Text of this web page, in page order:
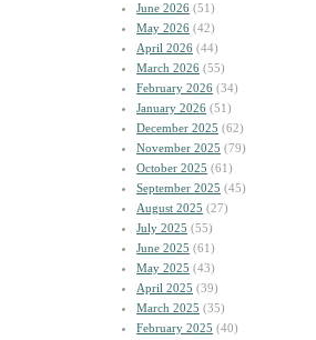
June 2026 (51)
May 2026 (42)
April 2026 (44)
March 2026 (55)
February 2026 (34)
January 2026 (51)
December 2025 (62)
November 2025 (79)
October 2025 (61)
September 2025 (45)
August 2025 (27)
July 2025 (55)
June 2025 (61)
May 2025 (43)
April 2025 (39)
March 2025 (35)
February 2025 (40)